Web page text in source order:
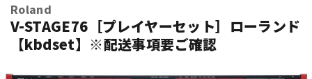
Roland
V-STAGE76［プレイヤーセット］ローランド
【kbdset】※配送事項要ご確認